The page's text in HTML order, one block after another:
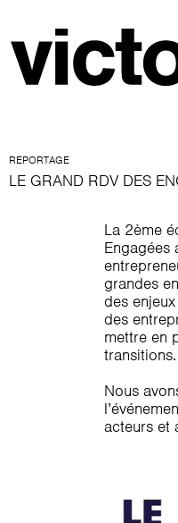
REPORTAGE
LE GRAND RDV DES
La 2ème
Engagées
grandes
des
des
mettre en
transitions.
Nous
acteurs et